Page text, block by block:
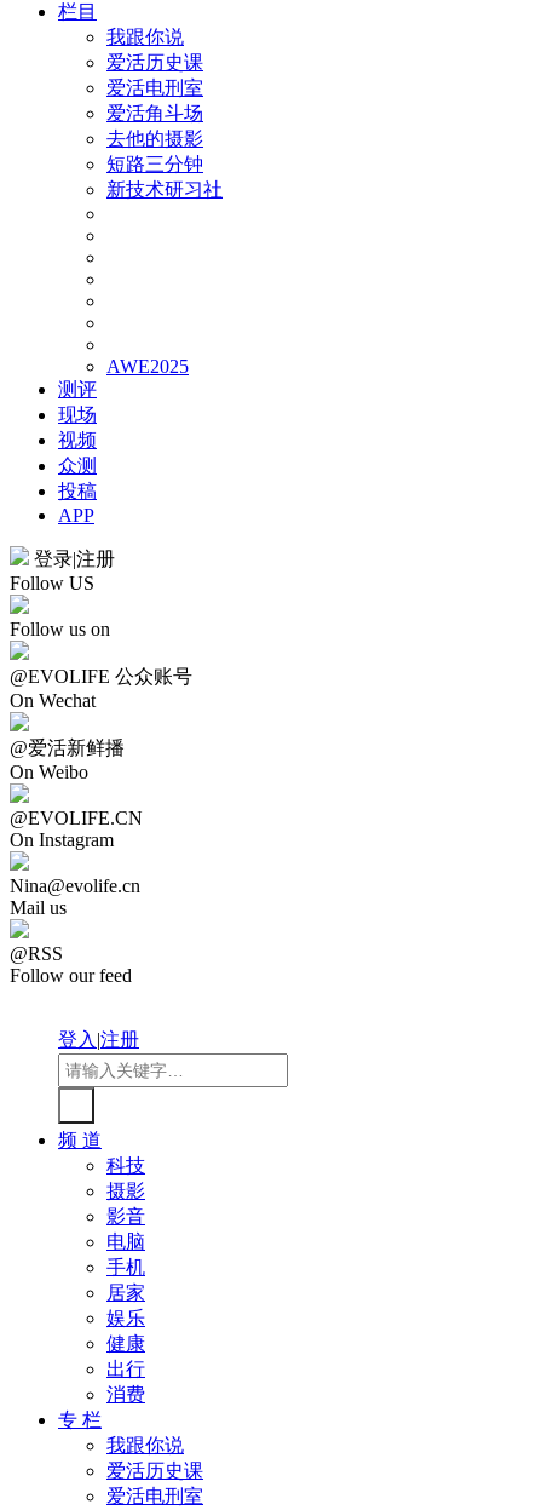
栏目
我跟你说
爱活历史课
爱活电刑室
爱活角斗场
去他的摄影
短路三分钟
新技术研习社
AWE2025
测评
现场
视频
众测
投稿
APP
登录|注册
Follow US
Follow us on
@EVOLIFE 公众账号
On Wechat
@爱活新鲜播
On Weibo
@EVOLIFE.CN
On Instagram
Nina@evolife.cn
Mail us
@RSS
Follow our feed
登入|注册
频 道
科技
摄影
影音
电脑
手机
居家
娱乐
健康
出行
消费
专 栏
我跟你说
爱活历史课
爱活电刑室